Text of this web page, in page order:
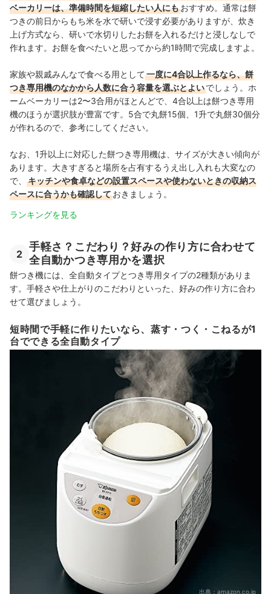
ベーカリーは、準備時間を短縮したい人にもおすすめ。 通常は餅
つきの前日からもち米を水で研いで浸す必要がありますが、炊き
上げ方式なら、研いで水切りしたお餅を入れるだけと浸しなしで
作れます。お餅を食べたいと思ってから約1時間で完成しますよ。
家族や親戚みんなで食べる用として一度に4合以上作るなら、餅
つき専用機のなかから人数に合う容量を選ぶとよいでしょう。ホ
ームベーカリーは2〜3合用がほとんどで、4合以上は餅つき専用
機のほうが選択肢が豊富です。5合で丸餅15個、1升で丸餅30個分
が作れるので、参考にしてください。
なお、1升以上に対応した餅つき専用機は、サイズが大きい傾向が
あります。大きすぎると場所を占有するうえ出し入れも大変なの
で、
キッチンや食卓などの設置スペースや使わないときの収納ス
ペースに合うかも確認しておきましょう。
ランキングを見る
2
手軽さ？こだわり？好みの作り方に合わせて
全自動かつき専用かを選択
餅つき機には、全自動タイプとつき専用タイプの2種類がありま
す。手軽さや仕上がりのこだわりといった、好みの作り方に合わ
せて選びましょう。
短時間で手軽に作りたいなら、蒸す・つく・こねるが1
台でできる全自動タイプ
出典： amazon.co.jp